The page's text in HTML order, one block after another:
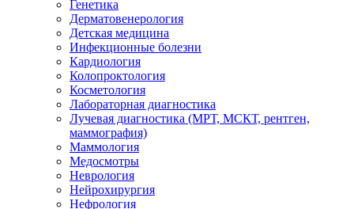
Генетика
Дерматовенерология
Детская медицина
Инфекционные болезни
Кардиология
Колопроктология
Косметология
Лабораторная диагностика
Лучевая диагностика (МРТ, МСКТ, рентген,
маммография)
Маммология
Медосмотры
Неврология
Нейрохирургия
Нефрология